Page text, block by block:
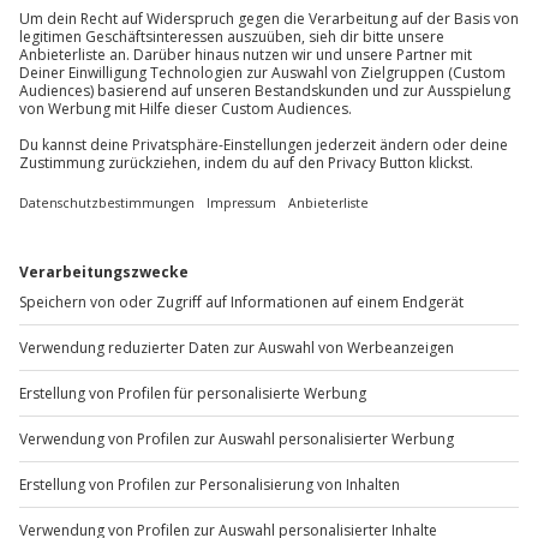
Mitnahme von Hunden
Kinder im Zimmer der Eltern (kostenfrei bis
6 Jahre)
Parkplatz
Du erreichst uns telefonisch zu folgenden Zeiten,
außer an bundesweiten Feiertagen:
Mo-Fr: 8-20 Uhr | Sa: 10-16 Uhr
Du möchtest als Firma bestellen?
Sichere Dir attraktive Firmenkunden Vorteile.
Mo-Fr: 9-17 Uhr
b2b@jochen-schweizer.de
www.b2b.jochen-schweizer.de/
Artikelnummer:58557